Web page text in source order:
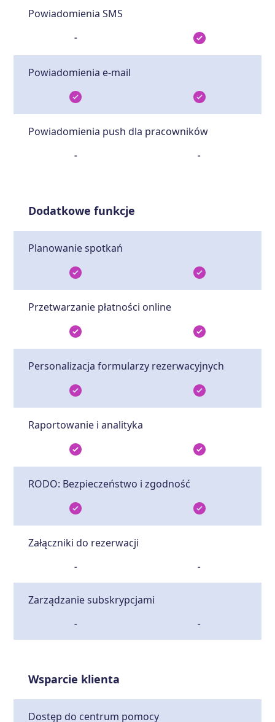
Powiadomienia SMS
-
Powiadomienia e-mail
Powiadomienia push dla pracowników
- -
Dodatkowe funkcje
Planowanie spotkań
Przetwarzanie płatności online
Personalizacja formularzy rezerwacyjnych
Raportowanie i analityka
RODO: Bezpieczeństwo i zgodność
Załączniki do rezerwacji
- -
Zarządzanie subskrypcjami
- -
Wsparcie klienta
Dostęp do centrum pomocy